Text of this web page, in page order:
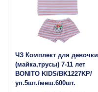
ЧЗ Комплект для девочки
(майка,трусы) 7-11 лет
BONITO KIDS/BK1227KP/
уп.5шт./меш.600шт.